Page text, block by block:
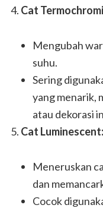
Cat
Mengubah
suhu.
Sering
yang menarik,
atau dekorasi
Cat Luminescent:
Meneruskan
dan
Cocok